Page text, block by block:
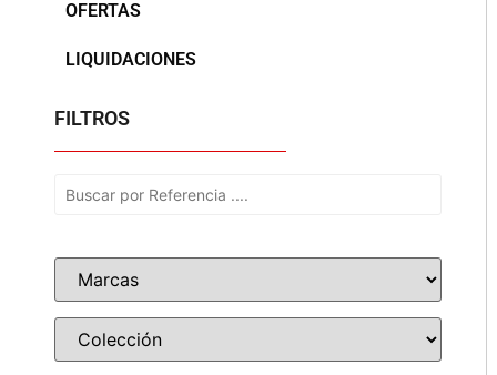
OFERTAS
LIQUIDACIONES
FILTROS